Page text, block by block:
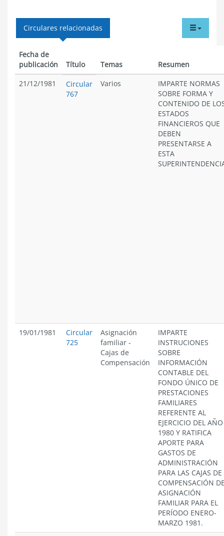
menu
Circulares relacionadas
Fecha de
publicación
Título Temas
Resumen
21/12/1981
Circular
767
Varios
IMPARTE NORMAS
SOBRE FORMA Y
CONTENIDO DE
ESTADOS
FINANCIEROS QUE
DEBEN
PRESENTARSE A
ESTA
19/01/1981
Circular
725
Asignación
familiar -
Cajas de
Compensación
IMPARTE
INSTRUCIONES
SOBRE
INFORMACIÓN
CONTABLE DEL
FONDO ÚNICO DE
PRESTACIONES
FAMILIARES
REFERENTE AL
EJERCICIO DEL AÑO
1980 Y RATIFICA
APORTE PARA
GASTOS DE
ADMINISTRACIÓN
PARA LAS CAJAS DE
COMPENSACIÓN
ASIGNACIÓN
FAMILIAR PARA EL
PERÍODO ENERO-
MARZO 1981.